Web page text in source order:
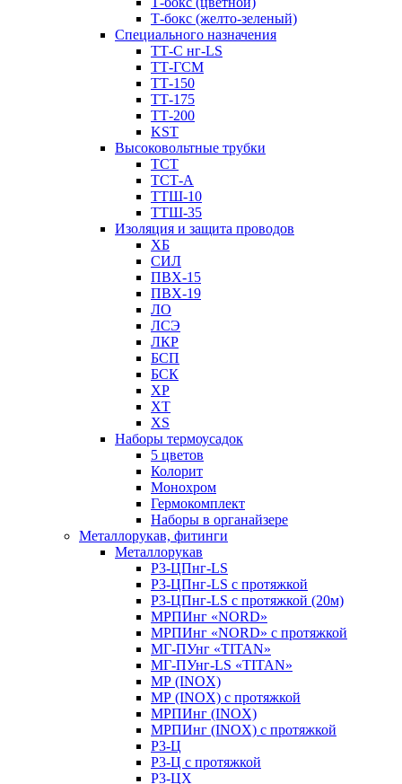
Т-бокс (желто-зеленый)
Специального назначения
ТТ-С нг-LS
ТТ-ГСМ
ТТ-150
ТТ-175
ТТ-200
KST
Высоковольтные трубки
ТСТ
ТСТ-А
ТТШ-10
ТТШ-35
Изоляция и защита проводов
ХБ
СИЛ
ПВХ-15
ПВХ-19
ЛО
ЛСЭ
ЛКР
БСП
БСК
XP
XT
XS
Наборы термоусадок
5 цветов
Колорит
Монохром
Гермокомплект
Наборы в органайзере
Металлорукав, фитинги
Металлорукав
Р3-ЦПнг-LS
Р3-ЦПнг-LS с протяжкой
Р3-ЦПнг-LS с протяжкой (20м)
МРПИнг «NORD»
МРПИнг «NORD» с протяжкой
МГ-ПУнг «TITAN»
МГ-ПУнг-LS «TITAN»
МР (INOX)
МР (INOX) с протяжкой
МРПИнг (INOX)
МРПИнг (INOX) с протяжкой
Р3-Ц
Р3-Ц с протяжкой
Р3-ЦХ